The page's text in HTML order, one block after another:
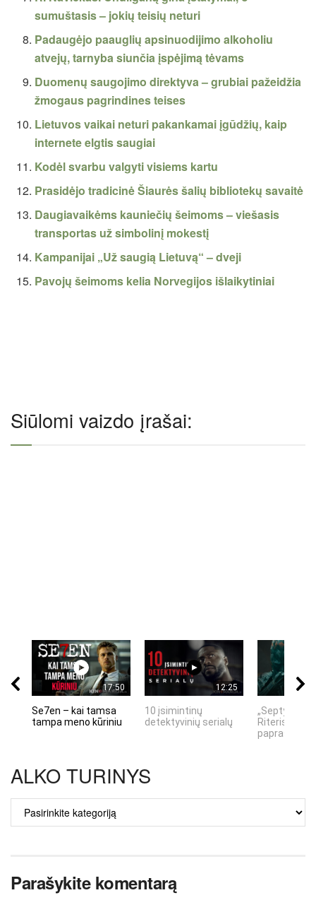
sumuštasis – jokių teisių neturi
Padaugėjo paauglių apsinuodijimo alkoholiu
atvejų, tarnyba siunčia įspėjimą tėvams
Duomenų saugojimo direktyva – grubiai pažeidžia
žmogaus pagrindines teises
Lietuvos vaikai neturi pakankamai įgūdžių, kaip
internete elgtis saugiai
Kodėl svarbu valgyti visiems kartu
Prasidėjo tradicinė Šiaurės šalių bibliotekų savaitė
Daugiavaikėms kauniečių šeimoms – viešasis
transportas už simbolinį mokestį
Kampanijai „Už saugią Lietuvą“ – dveji
Pavojų šeimoms kelia Norvegijos išlaikytiniai
Siūlomi vaizdo įrašai:
17:50
Se7en – kai tamsa
tampa meno kūriniu
12:25
10 įsimintinų
detektyvinių serialų
„Septynių
Riteris" – kai
ALKO TURINYS
TURINYS
Parašykite komentarą